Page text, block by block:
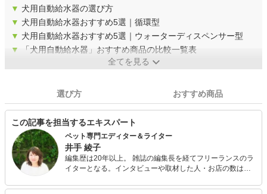
▼ 犬用自動給水器の選び方
▼ 犬用自動給水器おすすめ5選｜循環型
▼ 犬用自動給水器おすすめ5選｜ウォーターディスペンサー型
▼
「犬用自動給水器」おすすめ商品の比較一覧表
全てを見る
選び方 おすすめ商品
この記事を担当するエキスパート
ペット専門エディター＆ライター
井手 綾子
編集歴は20年以上。 雑誌の編集長を経てフリーランスのラ
イターとなる。インタビューや取材した人・お店の数は
み込む記事までさまざまな記事を執筆している。 中でも、